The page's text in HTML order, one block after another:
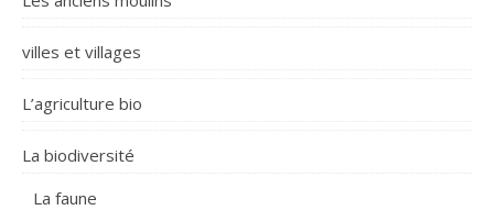
villes et villages
L’agriculture bio
La biodiversité
La faune